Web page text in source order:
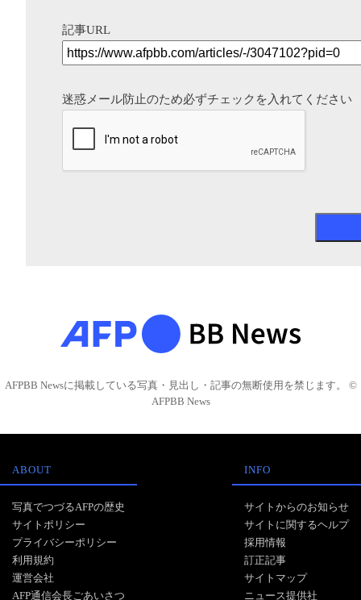
記事URL
迷惑メール防止のため必ずチェックを入れてください
AFPBB Newsに掲載している写真・見出し・記事の無断使用を禁じます。 ©
AFPBB News
ABOUT
写真でつづるAFPの歴史
サイトポリシー
プライバシーポリシー
利用規約
運営会社
AFP通信会長ごあいさつ
INFO
サイトからのお知らせ
サイトに関するヘルプ
採用情報
訂正記事
サイトマップ
ニュース提供社